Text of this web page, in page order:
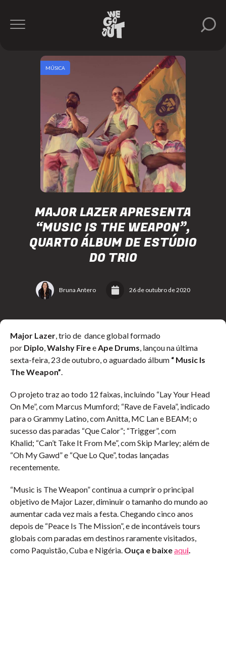
MAJOR LAZER APRESENTA
“MUSIC IS THE WEAPON”,
QUARTO ÁLBUM DE ESTÚDIO
DO TRIO
Bruna Antero 26 de outubro de 2020
MÚSICA
Major Lazer, trio de dance global formado
por Diplo,Walshy FireeApe Drums, lançou na última
sexta-feira, 23 de outubro, o aguardado álbum “ Music Is
The Weapon”.
O projeto traz ao todo 12 faixas, incluindo “Lay Your Head
On Me”, com Marcus Mumford; “Rave de Favela”, indicado
para o Grammy Latino, com Anitta, MC Lan e BEAM; o
sucesso das paradas “Que Calor”; “Trigger”, com
Khalid; “Can’t Take It From Me”, com Skip Marley; além de
“Oh My Gawd” e “Que Lo Que”, todas lançadas
recentemente.
“Music is The Weapon” continua a cumprir o principal
objetivo de Major Lazer, diminuir o tamanho do mundo ao
aumentar cada vez mais a festa. Chegando cinco anos
depois de “Peace Is The Mission”, e de incontáveis tours
globais com paradas em destinos raramente visitados,
como Paquistão, Cuba e Nigéria. Ouça e baixeaqui.